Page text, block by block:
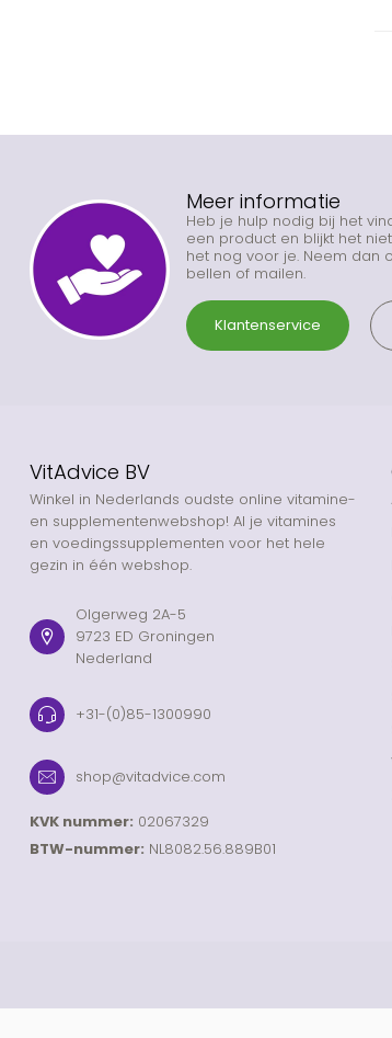
Meer informatie
Heb je hulp nodig bij het
een product en blijkt het
het nog voor je. Neem dan
bellen of mailen.
Klantenservice
VitAdvice BV
Winkel in Nederlands oudste online vitamine-
en supplementenwebshop! Al je vitamines
en voedingssupplementen voor het hele
gezin in één webshop.
Olgerweg 2A-5
9723 ED Groningen
Nederland
+31-(0)85-1300990
shop@vitadvice.com
KVK nummer: 02067329
BTW-nummer: NL8082.56.889B01